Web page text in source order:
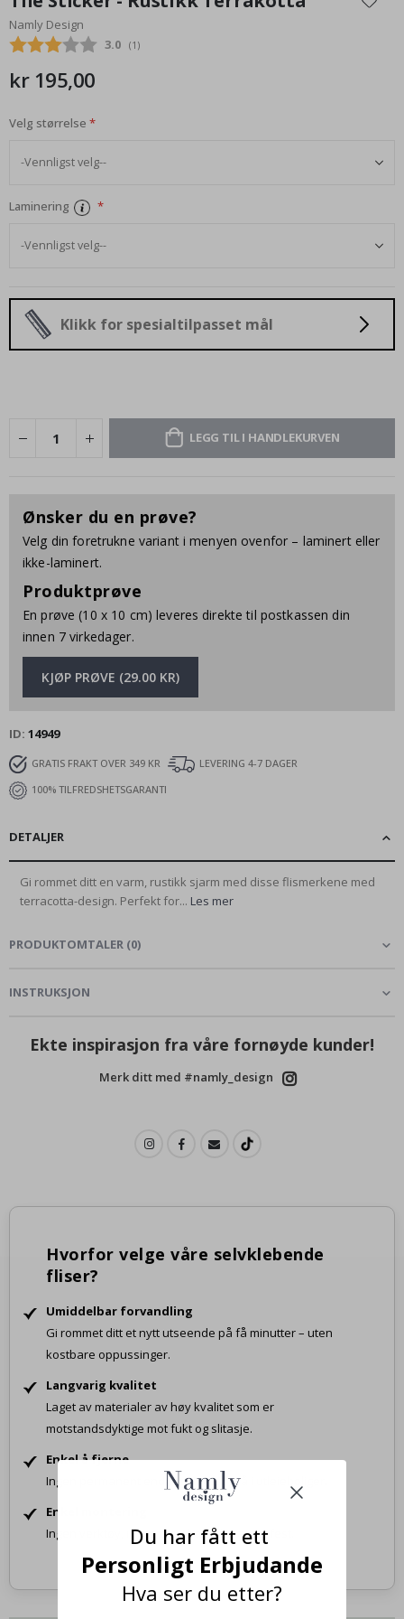
begynnelsen
av
bildegalleri
Namly Design
Gjennomsnittskarakter:
3.0 (stemmer:
1 )
kr 195,00
Velg størrelse
Laminering
Klikk for spesialtilpasset mål
LEGG TIL I HANDLEKURVEN
Ønsker du en prøve?
Velg din foretrukne variant i menyen ovenfor – laminert eller
ikke-laminert.
Produktprøve
En prøve (10 x 10 cm) leveres direkte til postkassen din
innen 7 virkedager.
KJØP PRØVE (29.00 KR)
ID 14949
GRATIS FRAKT OVER 349 KR
LEVERING 4-7 DAGER
100% TILFREDSHETSGARANTI
DETALJER
Gi rommet ditt en varm, rustikk sjarm med disse flismerkene med
terracotta-design. Perfekt for... Les mer
PRODUKTOMTALER (0)
INSTRUKSJON
Ekte inspirasjon fra våre fornøyde kunder!
Merk ditt med #namly_design
Hvorfor velge våre selvklebende
fliser?
Umiddelbar forvandling
Gi rommet ditt et nytt utseende på få minutter – uten
kostbare oppussinger.
Langvarig kvalitet
Laget av materialer av høy kvalitet som er
motstandsdyktige mot fukt og slitasje.
Enkel å fjerne
Ingen permanent endring. Trygt også i utleieboliger.
Enkel montering
Ingen verktøy, ingen rot – bare dra av og fest.
Du har fått ett
Personligt Erbjudande
Hva ser du etter?